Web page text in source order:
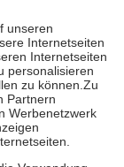
die tatsächlichen
Apotheken.
die
je
Gesundheit zu
unterstützen,